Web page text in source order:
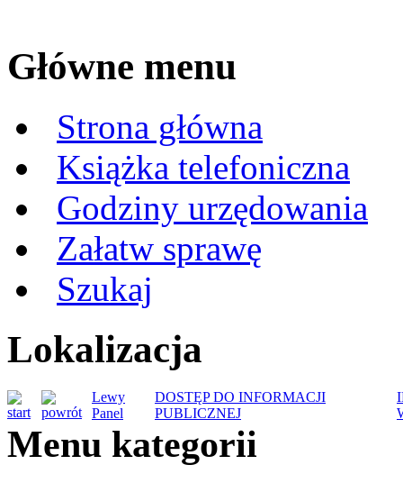
Główne menu
Strona główna
Książka telefoniczna
Godziny urzędowania
Załatw sprawę
Szukaj
Lokalizacja
Lewy
Panel
DOSTĘP DO INFORMACJI
PUBLICZNEJ
Menu kategorii